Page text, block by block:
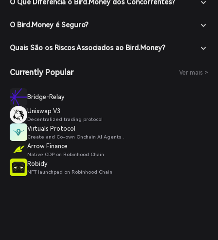
O Que Diferencia o Bird.Money dos Concorrentes?
O Bird.Money é Seguro?
Quais São os Riscos Associados ao Bird.Money?
Currently Popular Ver mais >
Bridge-Relay
Uniswap V3
Decentralized trading protocol
Virtuals Protocol
Create and Co-own Onchain AI Agents .
Arrow Finance
Native CDP on Robinhood Chain
Robidy
NFT launchpad on Robinhood Chain